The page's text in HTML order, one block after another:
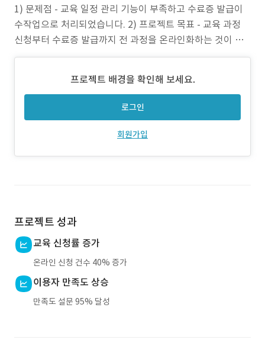
1) 문제점 - 교육 일정 관리 기능이 부족하고 수료증 발급이
수작업으로 처리되었습니다. 2) 프로젝트 목표 - 교육 과정
신청부터 수료증 발급까지 전 과정을 온라인화하는 것이 목
표였습니다. 3) 주안점 - LMS·일정관리 통합, 수료증 자동
프로젝트 배경을 확인해 보세요.
로그인
회원가입
프로젝트 성과
교육 신청률 증가
온라인 신청 건수 40% 증가
이용자 만족도 상승
만족도 설문 95% 달성